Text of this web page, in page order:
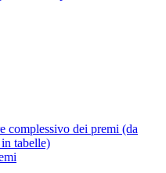
complessivo dei premi (da
tabelle)